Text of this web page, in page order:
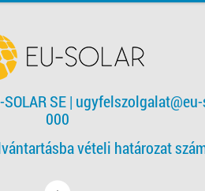
SE|
000
vételi határozat